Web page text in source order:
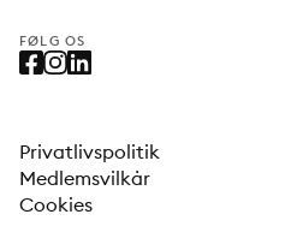
FØLG OS
Privatlivspolitik
Medlemsvilkår
Cookies